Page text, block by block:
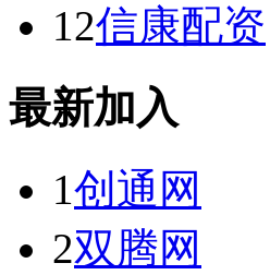
12信康配资
最新加入
1创通网
2双腾网